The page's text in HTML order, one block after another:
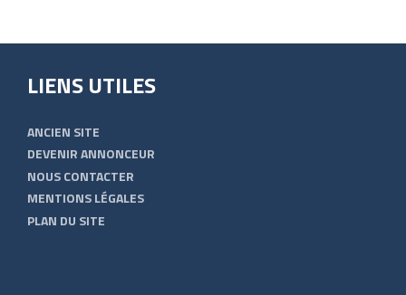
LIENS UTILES
ANCIEN SITE
DEVENIR ANNONCEUR
NOUS CONTACTER
MENTIONS LÉGALES
PLAN DU SITE